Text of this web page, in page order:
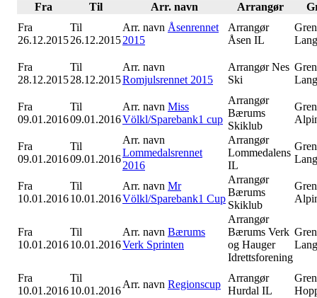
Fra Til Arr. navn Arrangør
Fra
26.12.2015
Til
26.12.2015
Arr. navn Åsenrennet
2015
Arrangør
Åsen IL
Gren
Fra
28.12.2015
Til
28.12.2015
Arr. navn
Romjulsrennet 2015
Arrangør Nes
Ski
Gren
Fra
09.01.2016
Til
09.01.2016
Arr. navn Miss
Völkl/Sparebank1 cup
Arrangør
Bærums
Skiklub
Gren
Fra
09.01.2016
Til
09.01.2016
Arr. navn
Lommedalsrennet
2016
Arrangør
Lommedalens
IL
Gren
Fra
10.01.2016
Til
10.01.2016
Arr. navn Mr
Völkl/Sparebank1 Cup
Arrangør
Bærums
Skiklub
Gren
Fra
10.01.2016
Til
10.01.2016
Arr. navn Bærums
Verk Sprinten
Arrangør
Bærums Verk
og Hauger
Idrettsforening
Gren
Fra
10.01.2016
Til
10.01.2016
Arr. navn Regionscup
Arrangør
Hurdal IL
Gren